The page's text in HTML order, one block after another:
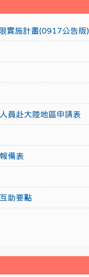
實施計畫(0917公告版)
員赴大陸地區申請表
備表
助要點